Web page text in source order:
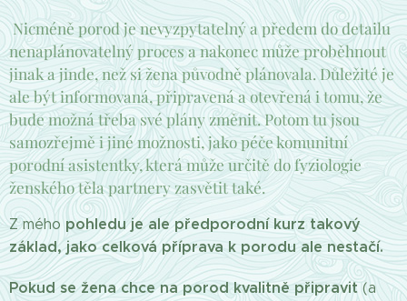
Nicméně porod je nevyzpytatelný a předem do detailu
nenaplánovatelný proces a nakonec může proběhnout
jinak a jinde, než si žena původně plánovala. Důležité je
ale být informovaná, připravená a otevřená i tomu, že
bude možná třeba své plány změnit. Potom tu jsou
samozřejmě i jiné možnosti, jako péče komunitní
porodní asistentky, která může určitě do fyziologie
ženského těla partnery zasvětit také.
Z méhopohledu je ale předporodní kurz takový
základ, jako celková příprava k porodu ale nestačí.
Pokud se žena chce na porod kvalitně připravit(a